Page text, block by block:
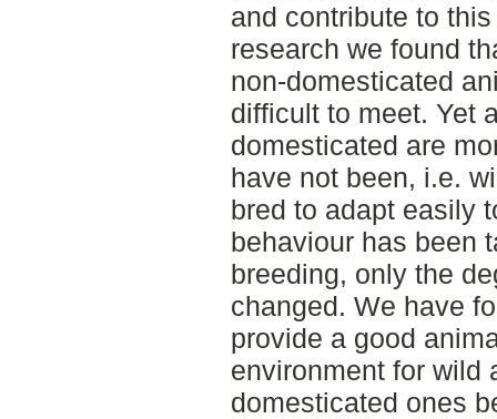
and contribute to
research we found
non-domesticated
difficult to meet. Yet
domesticated are
have not been, i.e.
bred to adapt easily
behaviour has been
breeding, only the
changed. We have
provide a good
environment for wild
domesticated ones